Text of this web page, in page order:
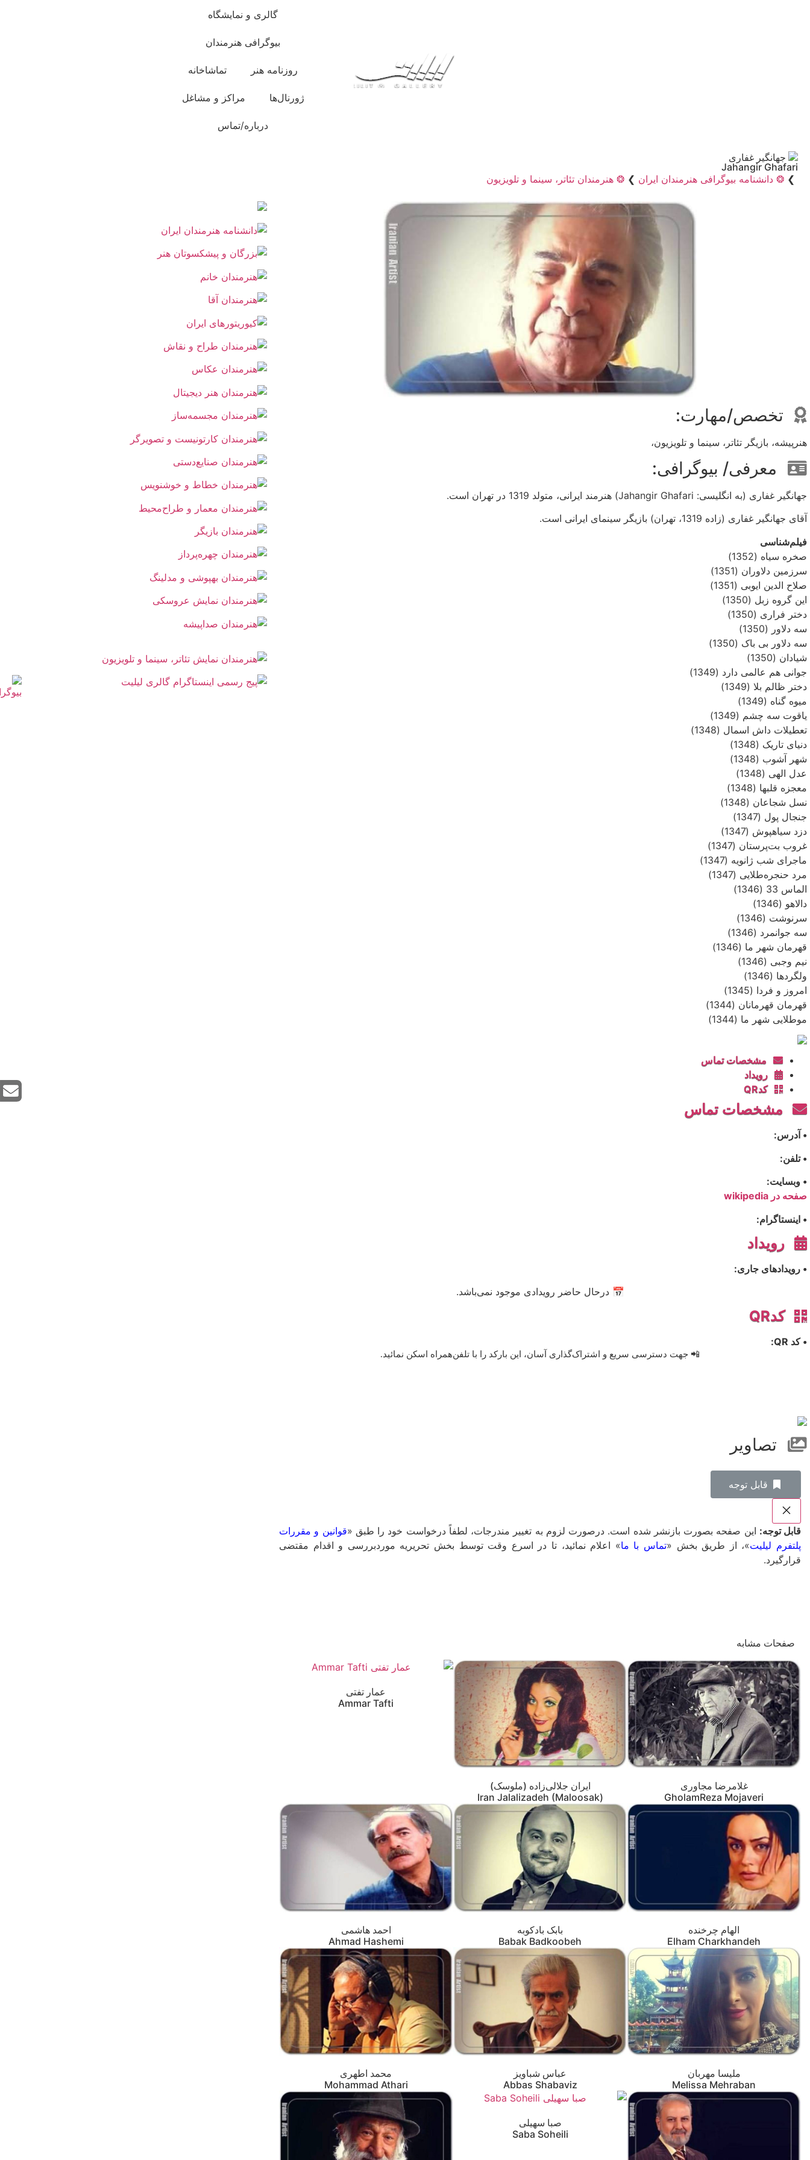
گالری و نمایشگاه
بیوگرافی هنرمندان
روزنامه هنر تماشاخانه
ژورنال‌ها مراکز و مشاغل
درباره/تماس
جهانگیر غفاری
Jahangir Ghafari
❯ ❂ دانشنامه بیوگرافی هنرمندان ایران ❯ ❂ هنرمندان تئاتر، سینما و تلویزیون
تخصص/مهارت:
هنرپیشه، بازیگر تئاتر، سینما و تلویزیون،
معرفی/ بیوگرافی:
جهانگیر غفاری (به انگلیسی: Jahangir Ghafari) هنرمند ایرانی، متولد 1319 در تهران است.
آقای جهانگیر غفاری (زاده 1319، تهران) بازیگر سینمای ایرانی است.
فیلم‌شناسی
صخره سیاه (1352)
سرزمین دلاوران (1351)
صلاح الدین ایوبی (1351)
این گروه زبل (1350)
دختر فراری (1350)
سه دلاور (1350)
سه دلاور بی باک (1350)
شیادان (1350)
جوانی هم عالمی دارد (1349)
دختر ظالم بلا (1349)
میوه گناه (1349)
یاقوت سه چشم (1349)
تعطیلات داش اسمال (1348)
دنیای تاریک (1348)
شهر آشوب (1348)
عدل الهی (1348)
معجزه قلبها (1348)
نسل شجاعان (1348)
جنجال پول (1347)
دزد سیاهپوش (1347)
غروب بت‌پرستان (1347)
ماجرای شب ژانویه (1347)
مرد حنجره‌طلایی (1347)
الماس 33 (1346)
دالاهو (1346)
سرنوشت (1346)
سه جوانمرد (1346)
قهرمان شهر ما (1346)
نیم وجبی (1346)
ولگردها (1346)
امروز و فردا (1345)
قهرمان قهرمانان (1344)
موطلایی شهر ما (1344)
مشخصات تماس
رویداد
کدQR
مشخصات تماس
• آدرس:
• تلفن:
• وبسایت:
صفحه در wikipedia
• اینستاگرام:
رویداد
• رویدادهای جاری:
📅 درحال حاضر رویدادی موجود نمی‌باشد.
کدQR
• کد QR:
📲 جهت دسترسی سریع و اشتراک‌گذاری آسان، این بارکد را با تلفن‌همراه اسکن نمائید.
تصاویر
‌قابل توجه
قابل توجه: این صفحه بصورت بازنشر شده است. درصورت لزوم به تغییر مندرجات، لطفاً درخواست خود را طبق «قوانین و مقررات
پلتفرم لیلیت»، از طریق بخش «تماس با ما» اعلام نمائید، تا در اسرع وقت توسط بخش تحریریه موردبررسی و اقدام مقتضی
قرارگیرد.
صفحات مشابه
غلامرضا مجاوری
GholamReza Mojaveri
ایران جلالی‌زاده (ملوسک)
Iran Jalalizadeh (Maloosak)
عمار تفتی
Ammar Tafti
الهام چرخنده
Elham Charkhandeh
بابک بادکوبه
Babak Badkoobeh
احمد هاشمی
Ahmad Hashemi
ملیسا مهربان
Melissa Mehraban
عباس شباویز
Abbas Shabaviz
محمد اطهری
Mohammad Athari
صبا سهیلی
Saba Soheili